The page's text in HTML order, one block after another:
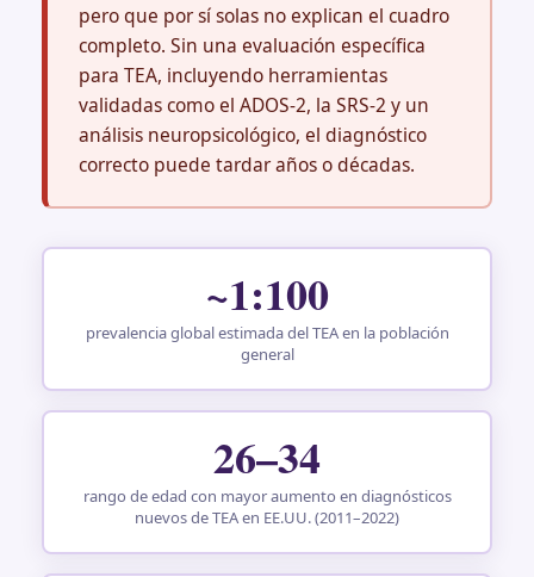
pero que por sí solas no explican el cuadro
completo. Sin una evaluación específica
para TEA, incluyendo herramientas
validadas como el ADOS-2, la SRS-2 y un
análisis neuropsicológico, el diagnóstico
correcto puede tardar años o décadas.
~1:100
prevalencia global estimada del TEA en la población
general
26–34
rango de edad con mayor aumento en diagnósticos
nuevos de TEA en EE.UU. (2011–2022)